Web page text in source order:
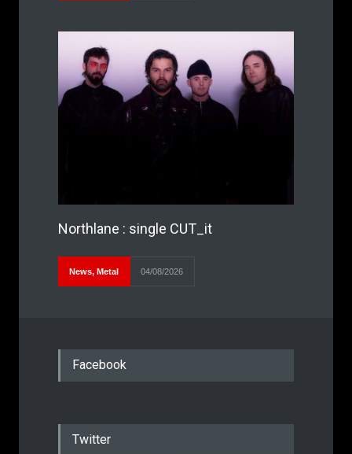
Northlane : single CUT_it
News, Metal 04/08/2026
Facebook
Twitter